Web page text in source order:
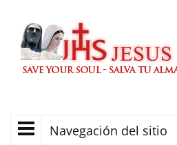
Navegación del sitio